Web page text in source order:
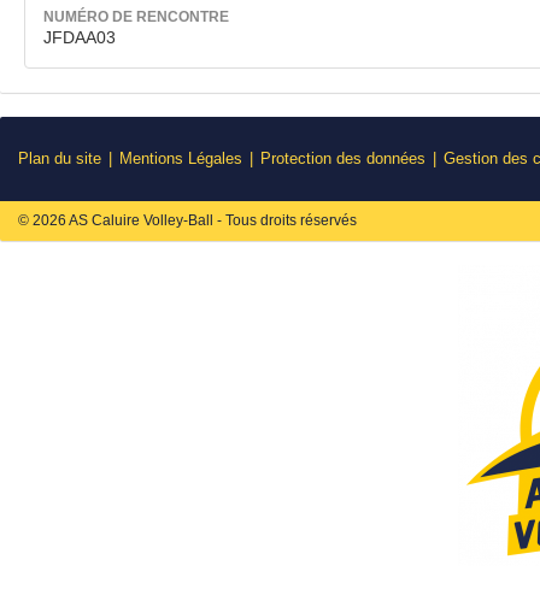
NUMÉRO DE RENCONTRE
JFDAA03
Plan du site Mentions Légales Protection des données Gestion des
© 2026 AS Caluire Volley-Ball - Tous droits réservés